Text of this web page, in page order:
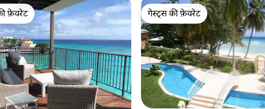
फ़ेवरेट
फ़ेवरेट
गेस्ट्स की फ़ेवरेट
गेस्ट्स की फ़ेवरेट